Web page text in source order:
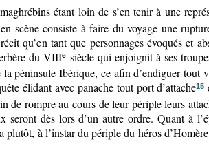
étant loin de s’en tenir à une
consiste à faire du voyage une
qu’en tant que personnages évoqués et
du VIIIe siècle qui enjoignit à ses
péninsule Ibérique, ce afin d’endiguer tout
élidant avec panache tout port d’attache15
de rompre au cours de leur périple leurs
dès lors d’un autre ordre. Quant à
à l’instar du périple du héros